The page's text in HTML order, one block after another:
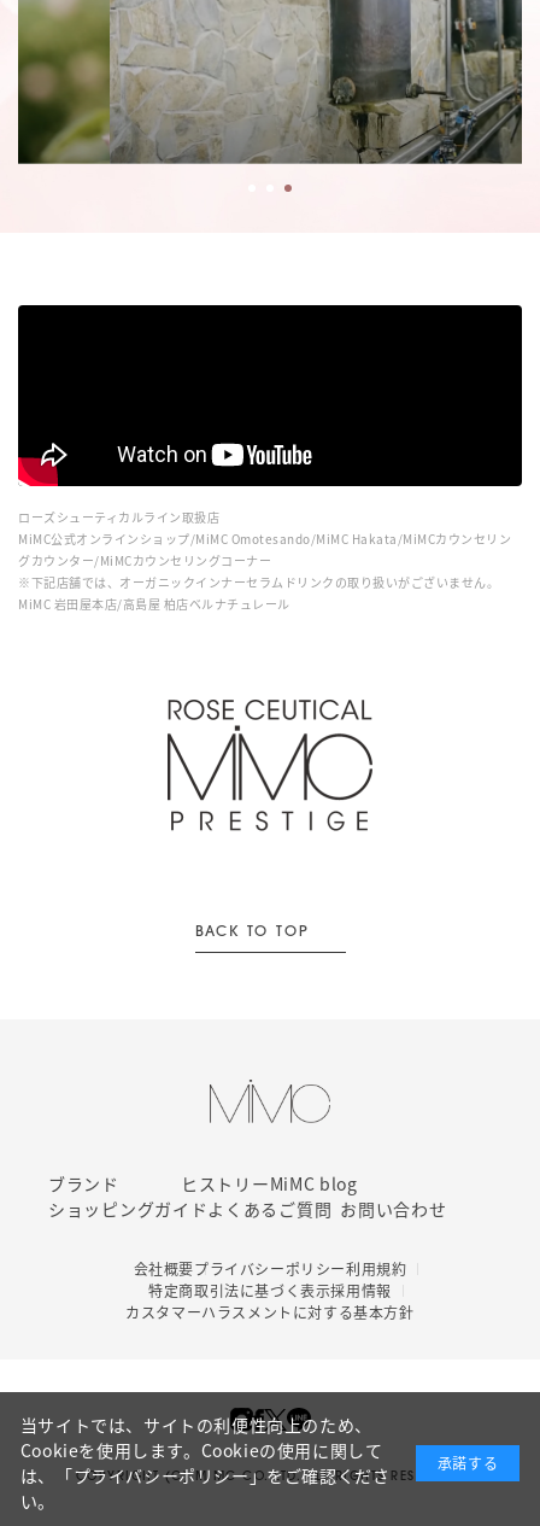
ローズシューティカルライン取扱店
MiMC公式オンラインショップ/MiMC Omotesando/MiMC Hakata/MiMCカウンセリン
グカウンター/MiMCカウンセリングコーナー
※下記店舗では、オーガニックインナーセラムドリンクの取り扱いがございません。
MiMC 岩田屋本店/高島屋 柏店ベルナチュレール
BACK TO TOP
ブランド ヒストリーMiMC blog
ショッピングガイド よくあるご質問 お問い合わせ
会社概要プライバシーポリシー利用規約
特定商取引法に基づく表示採用情報
カスタマーハラスメントに対する基本方針
COPYRIGHT (C) MIMC CO. LTD. ALL RIGHTS RESERVED.
当サイトでは、サイトの利便性向上のため、
Cookieを使用します。Cookieの使用に関して
は、
「プライバシーポリシー」をご確認くださ
い。
承諾する